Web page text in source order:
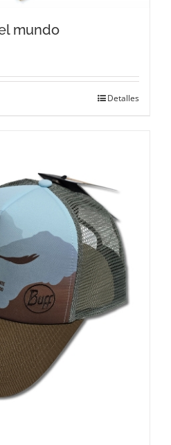
mundo
Detalles